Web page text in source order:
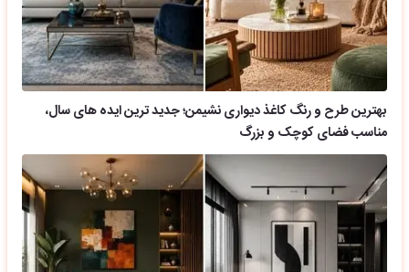
بهترین طرح و رنگ کاغذ دیواری نشیمن؛ جدید ترین ایده های سال،
مناسب فضای کوچک و بزرگ